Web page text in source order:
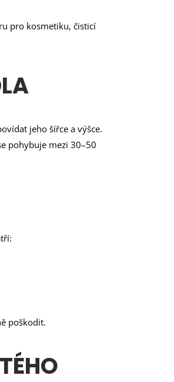
pro kosmetiku, čisticí
jeho šířce a výšce.
pohybuje mezi 30–50
poškodit.